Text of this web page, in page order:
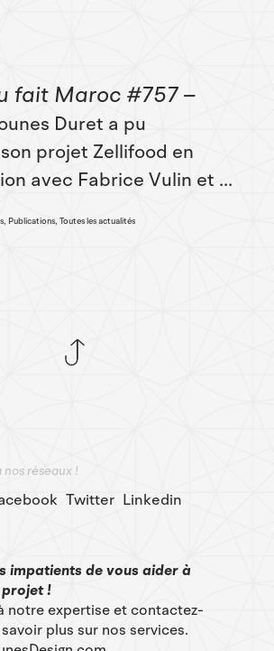
fait Maroc #757 –
Duret a pu
projet Zellifood en
avec Fabrice Vulin et ...
Publications, Toutes les actualités
réseaux !
Twitter Linkedin
impatients de vous aider à
!
notre expertise et contactez-
plus sur nos services.